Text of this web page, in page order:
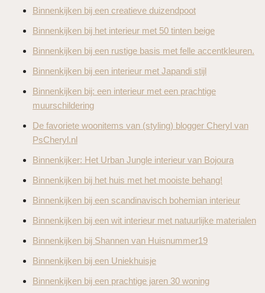
Binnenkijken bij een creatieve duizendpoot
Binnenkijken bij het interieur met 50 tinten beige
Binnenkijken bij een rustige basis met felle accentkleuren.
Binnenkijken bij een interieur met Japandi stijl
Binnenkijken bij: een interieur met een prachtige
muurschildering
De favoriete woonitems van (styling) blogger Cheryl van
PsCheryl.nl
Binnenkijker: Het Urban Jungle interieur van Bojoura
Binnenkijken bij het huis met het mooiste behang!
Binnenkijken bij een scandinavisch bohemian interieur
Binnenkijken bij een wit interieur met natuurlijke materialen
Binnenkijken bij Shannen van Huisnummer19
Binnenkijken bij een Uniekhuisje
Binnenkijken bij een prachtige jaren 30 woning